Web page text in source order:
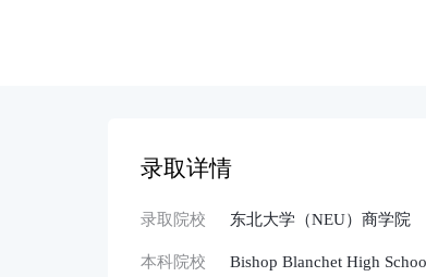
录取详情
录取院校 东北大学（NEU）商学院
本科院校 Bishop Blanchet High